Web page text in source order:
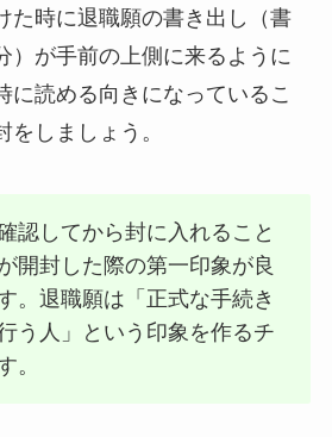
た時に退職願の書き出し（書
）が手前の上側に来るように
に読める向きになっているこ
をしましょう。
認してから封に入れること
開封した際の第一印象が良
。退職願は「正式な手続き
う人」という印象を作るチ
。